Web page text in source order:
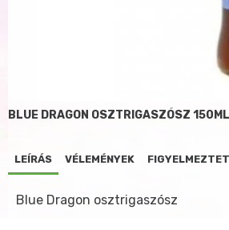
BLUE DRAGON OSZTRIGASZÓSZ
LEÍRÁS VÉLEMÉNYEK
Blue Dragon osztrigaszósz